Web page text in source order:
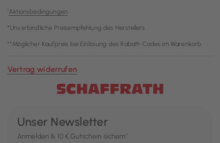
¹Aktionsbedingungen
*Unverbindliche Preisempfehlung des Herstellers
**Möglicher Kaufpreis bei Einlösung des Rabatt-Codes im Warenkorb
Vertrag widerrufen
Unser Newsletter
Anmelden & 10 € Gutschein sichern¹